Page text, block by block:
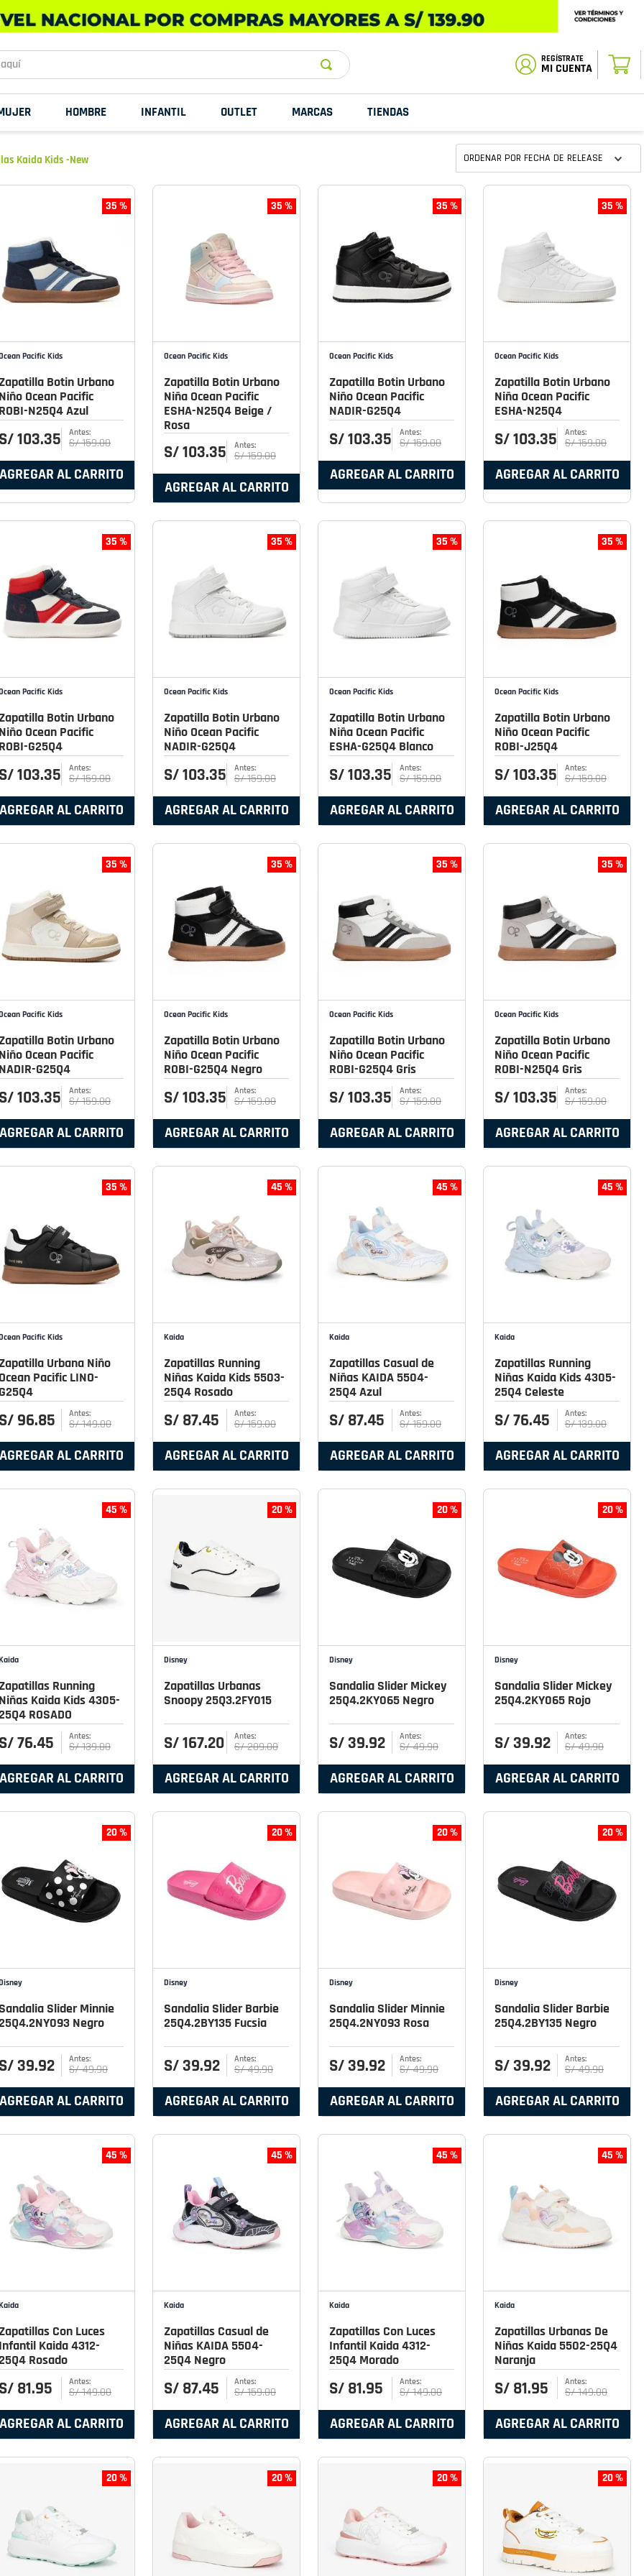
MI CUENTA
HOMBRE INFANTIL OUTLET MARCAS TIENDAS
Kaida Kids -New ORDENAR POR FECHA DE RELEASE
35 %
Pacific Kids
Botin Urbano
Niño Ocean Pacific
ROBI-N25Q4 Azul
S/103.35 S/159.00
AGREGAR AL CARRITO
35 %
Ocean Pacific Kids
Zapatilla Botin Urbano
Niña Ocean Pacific
ESHA-N25Q4 Beige /
Rosa
S/103.35 S/159.00
AGREGAR AL CARRITO
35 %
Ocean Pacific Kids
Zapatilla Botin Urbano
Niño Ocean Pacific
NADIR-G25Q4
S/103.35 S/159.00
AGREGAR AL CARRITO
35 %
Ocean Pacific Kids
Zapatilla Botin Urbano
Niña Ocean Pacific
ESHA-N25Q4
S/103.35 S/159.00
AGREGAR AL CARRITO
35 %
Pacific Kids
Botin Urbano
Niño Ocean Pacific
ROBI-G25Q4
S/103.35 S/159.00
AGREGAR AL CARRITO
35 %
Ocean Pacific Kids
Zapatilla Botin Urbano
Niño Ocean Pacific
NADIR-G25Q4
S/103.35 S/159.00
AGREGAR AL CARRITO
35 %
Ocean Pacific Kids
Zapatilla Botin Urbano
Niña Ocean Pacific
ESHA-G25Q4 Blanco
S/103.35 S/159.00
AGREGAR AL CARRITO
35 %
Ocean Pacific Kids
Zapatilla Botin Urbano
Niño Ocean Pacific
ROBI-J25Q4
S/103.35 S/159.00
AGREGAR AL CARRITO
35 %
Pacific Kids
Botin Urbano
Niño Ocean Pacific
NADIR-G25Q4
S/103.35 S/159.00
AGREGAR AL CARRITO
35 %
Ocean Pacific Kids
Zapatilla Botin Urbano
Niño Ocean Pacific
ROBI-G25Q4 Negro
S/103.35 S/159.00
AGREGAR AL CARRITO
35 %
Ocean Pacific Kids
Zapatilla Botin Urbano
Niño Ocean Pacific
ROBI-G25Q4 Gris
S/103.35 S/159.00
AGREGAR AL CARRITO
35 %
Ocean Pacific Kids
Zapatilla Botin Urbano
Niño Ocean Pacific
ROBI-N25Q4 Gris
S/103.35 S/159.00
AGREGAR AL CARRITO
35 %
Pacific Kids
Urbana Niño
Ocean Pacific LINO-
G25Q4
S/ 96.85 S/149.00
AGREGAR AL CARRITO
45 %
Kaida
Zapatillas Running
Niñas Kaida Kids 5503-
25Q4 Rosado
S/ 87.45 S/159.00
AGREGAR AL CARRITO
45 %
Kaida
Zapatillas Casual de
Niñas KAIDA 5504-
25Q4 Azul
S/ 87.45 S/159.00
AGREGAR AL CARRITO
45 %
Kaida
Zapatillas Running
Niñas Kaida Kids 4305-
25Q4 Celeste
S/76.45 S/139.00
AGREGAR AL CARRITO
45 %
Running
Niñas Kaida Kids 4305-
ROSADO
S/76.45 S/139.00
AGREGAR AL CARRITO
20 %
Disney
Zapatillas Urbanas
Snoopy 25Q3.2FY015
S/167.20 S/209.00
AGREGAR AL CARRITO
20 %
Disney
Sandalia Slider Mickey
25Q4.2KY065 Negro
S/39.92 S/49.90
AGREGAR AL CARRITO
20 %
Disney
Sandalia Slider Mickey
25Q4.2KY065 Rojo
S/39.92 S/49.90
AGREGAR AL CARRITO
20 %
Slider Minnie
Negro
S/39.92 S/49.90
AGREGAR AL CARRITO
20 %
Disney
Sandalia Slider Barbie
25Q4.2BY135 Fucsia
S/39.92 S/49.90
AGREGAR AL CARRITO
20 %
Disney
Sandalia Slider Minnie
25Q4.2NY093 Rosa
S/39.92 S/49.90
AGREGAR AL CARRITO
20 %
Disney
Sandalia Slider Barbie
25Q4.2BY135 Negro
S/39.92 S/49.90
AGREGAR AL CARRITO
45 %
Con Luces
Infantil Kaida 4312-
Rosado
S/ 81.95 S/149.00
AGREGAR AL CARRITO
45 %
Kaida
Zapatillas Casual de
Niñas KAIDA 5504-
25Q4 Negro
S/ 87.45 S/159.00
AGREGAR AL CARRITO
45 %
Kaida
Zapatillas Con Luces
Infantil Kaida 4312-
25Q4 Morado
S/ 81.95 S/149.00
AGREGAR AL CARRITO
45 %
Kaida
Zapatillas Urbanas De
Niñas Kaida 5502-25Q4
Naranja
S/ 81.95 S/149.00
AGREGAR AL CARRITO
20 % 20 % 20 % 20 %